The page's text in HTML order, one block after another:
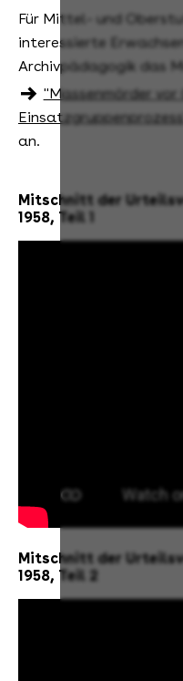
Für Mittel- und
interessierte
Archivpädagogik das
"Massenmörder vor
Einsatzgruppenprozess"
an.
Mitschnitt der
1958, Teil 1
Mitschnitt der
1958, Teil 2